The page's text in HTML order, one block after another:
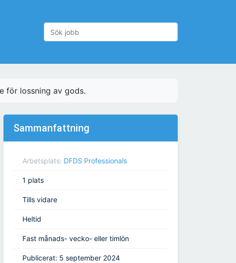
för lossning av gods.
Sammanfattning
Arbetsplats: DFDS Professionals
1 plats
Tills vidare
Heltid
Fast månads- vecko- eller timlön
Publicerat: 5 september 2024